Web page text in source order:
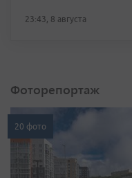
23:43, 8 августа
Фоторепортаж
20 фото